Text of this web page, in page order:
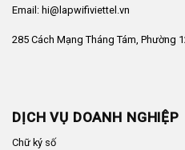
Email: hi@lapwifiviettel.vn
285 Cách Mạng Tháng Tám, Phường
DỊCH VỤ DOANH NGHIỆP
Chữ ký số